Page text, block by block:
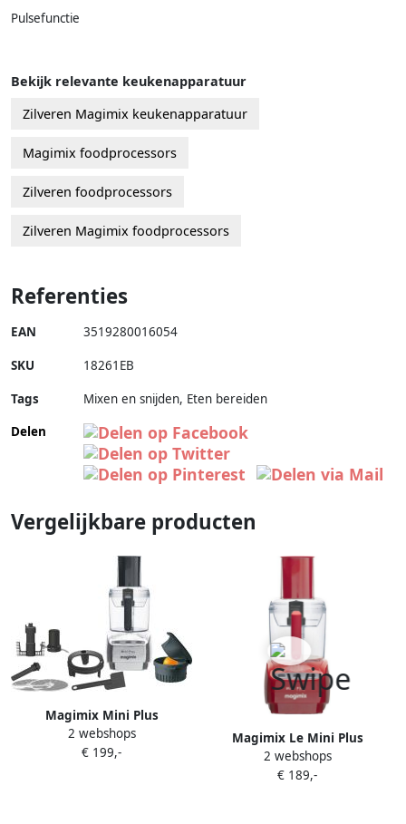
Pulsefunctie
Bekijk relevante keukenapparatuur
Zilveren Magimix keukenapparatuur
Magimix foodprocessors
Zilveren foodprocessors
Zilveren Magimix foodprocessors
Referenties
EAN 3519280016054
SKU 18261EB
Tags
Mixen en snijden, Eten bereiden
Delen
Vergelijkbare producten
Magimix Mini Plus
Foodprocessor Mat Chroom
2 webshops
€ 199,-
Magimix Le Mini Plus
Foodprocessor Rood
2 webshops
€ 189,-